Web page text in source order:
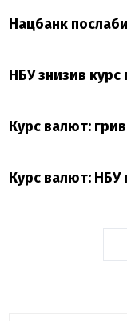
Нацбанк
НБУ знизив курс
Курс валют:
Курс валют: НБУ